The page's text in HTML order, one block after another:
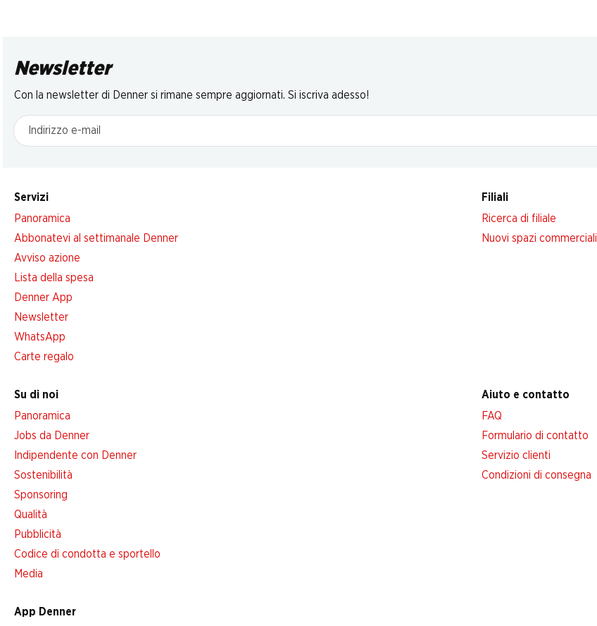
Newsletter
Con la newsletter di Denner si rimane sempre aggiornati. Si iscriva adesso!
Indirizzo e-mail
Servizi
Panoramica
Abbonatevi al settimanale Denner
Avviso azione
Lista della spesa
Denner App
Newsletter
WhatsApp
Carte regalo
Filiali
Ricerca di filiale
Nuovi spazi commerciali
Su di noi
Panoramica
Jobs da Denner
Indipendente con Denner
Sostenibilità
Sponsoring
Qualità
Pubblicità
Codice di condotta e sportello
Media
Aiuto e contatto
FAQ
Formulario di contatto
Servizio clienti
Condizioni di consegna
App Denner